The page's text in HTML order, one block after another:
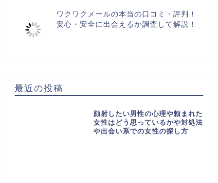
ワクワクメールの本当の口コミ・評判！
安心・安全に出会えるか調査して解説！
最近の投稿
顔射したい男性の心理や頼まれた
女性はどう思っているかや対処法
や出会い系での女性の探し方